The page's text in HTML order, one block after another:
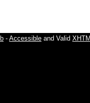
- Accessible and Valid